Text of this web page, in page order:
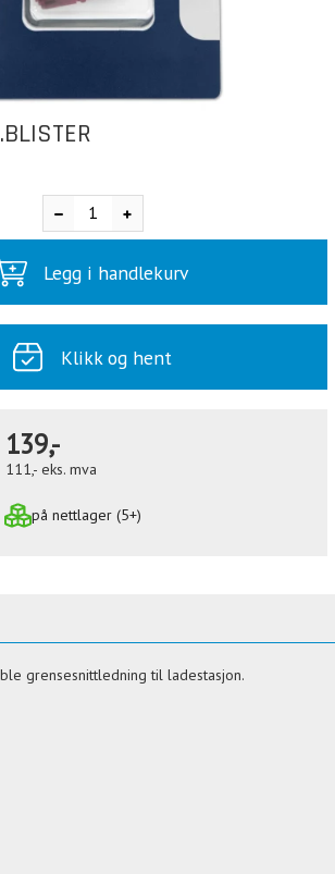
Legg i handlekurv
Klikk og hent
139,-
111,- eks. mva
på nettlager (5+)
grensesnittledning til ladestasjon.